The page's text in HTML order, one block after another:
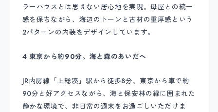
ラーハウスとは思えない居心地を実現。母屋との統一
感を保ちながら、海辺のトーンと古材の重厚感という
2パターンの内装をデザインしています。
4 東京から約90分。海と森のあいだへ
JR内房線「上総湊」駅から徒歩8分、東京から車で約
90分と好アクセスながら、海と保安林の緑に囲まれた
静かな環境で、非日常の週末をお過ごしいただけま